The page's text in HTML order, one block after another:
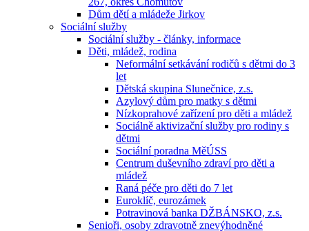
Dům dětí a mládeže Jirkov
Sociální služby
Sociální služby - články, informace
Děti, mládež, rodina
Neformální setkávání rodičů s dětmi do 3
let
Dětská skupina Slunečnice, z.s.
Azylový dům pro matky s dětmi
Nízkoprahové zařízení pro děti a mládež
Sociálně aktivizační služby pro rodiny s
dětmi
Sociální poradna MěÚSS
Centrum duševního zdraví pro děti a
mládež
Raná péče pro děti do 7 let
Euroklíč, eurozámek
Potravinová banka DŽBÁNSKO, z.s.
Senioři, osoby zdravotně znevýhodněné